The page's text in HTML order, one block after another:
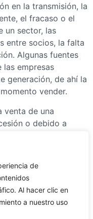
de
Al hacer clic en
a nuestro uso
en la transmisión, la
el fracaso o el
un sector, las
entre socios, la falta
Algunas fuentes
las empresas
generación, de ahí la
vender.
venta de una
o debido a
y las
competitivas han
en identificar el
de la empresa.
en un grupo